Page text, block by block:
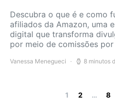
Descubra o que é e como
afiliados da Amazon, uma
digital que transforma
por meio de comissões
Vanessa Menegueci 8 minutos
1 2 … 8